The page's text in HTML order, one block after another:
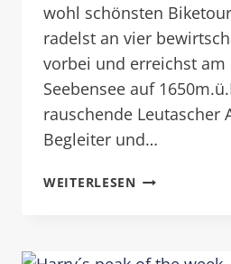
wohl schönsten
radelst an vier
vorbei und erreichst am
Seebensee auf
rauschende Leutascher
Begleiter und…
WEITERLESENEMOTION: